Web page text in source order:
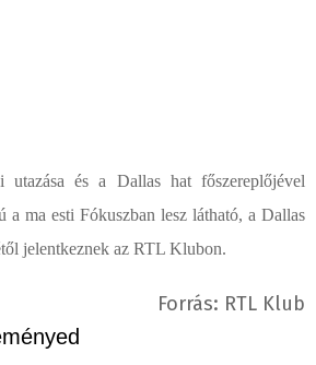
utazása és a Dallas hat főszereplőjével
a ma esti Fókuszban lesz látható, a Dallas
jelentkeznek az RTL Klubon.
Forrás: RTL Klub